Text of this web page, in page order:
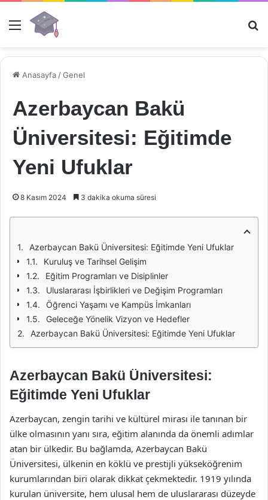
Menü
Anasayfa /Genel
Azerbaycan Bakü
Üniversitesi: Eğitimde
Yeni Ufuklar
8 Kasım 2024 3 dakika okuma süresi
Azerbaycan Bakü Üniversitesi: Eğitimde Yeni Ufuklar
Kuruluş ve Tarihsel Gelişim
Eğitim Programları ve Disiplinler
Uluslararası İşbirlikleri ve Değişim Programları
Öğrenci Yaşamı ve Kampüs İmkanları
Geleceğe Yönelik Vizyon ve Hedefler
Azerbaycan Bakü Üniversitesi: Eğitimde Yeni Ufuklar
Azerbaycan Bakü Üniversitesi:
Eğitimde Yeni Ufuklar
Azerbaycan, zengin tarihi ve kültürel mirası ile tanınan bir
ülke olmasının yanı sıra, eğitim alanında da önemli adımlar
atan bir ülkedir. Bu bağlamda, Azerbaycan Bakü
Üniversitesi, ülkenin en köklü ve prestijli yükseköğrenim
kurumlarından biri olarak dikkat çekmektedir. 1919 yılında
kurulan üniversite, hem ulusal hem de uluslararası düzeyde